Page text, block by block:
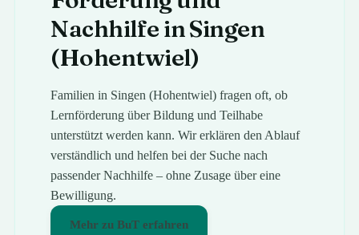
Nachhilfe inSingen
(Hohentwiel)
Familien in Singen (Hohentwiel) fragen oft, ob
Lernförderung über Bildung und Teilhabe
unterstützt werden kann. Wir erklären den Ablauf
verständlich und helfen bei der Suche nach
passender Nachhilfe – ohne Zusage über eine
Bewilligung.
Mehr zu BuT erfahren